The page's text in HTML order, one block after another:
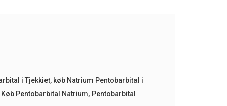
i Tjekkiet, køb Natrium Pentobarbital i
Køb Pentobarbital Natrium, Pentobarbital